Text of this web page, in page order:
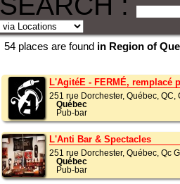
54 places are found in Region of
L'AgitéE - FERMÉ, remplacé
251 rue Dorchester, Québec, QC,
Québec
Pub-bar
L'Anti Bar & Spectacles
251 rue Dorchester, Québec, Qc
Québec
Pub-bar